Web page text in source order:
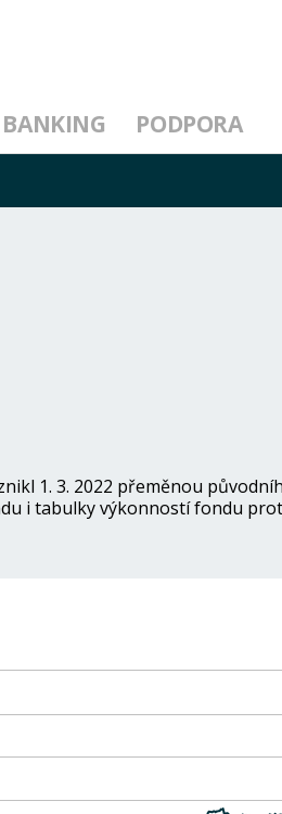
PODPORA
1. 3. 2022 přeměnou
i tabulky výkonností fondu